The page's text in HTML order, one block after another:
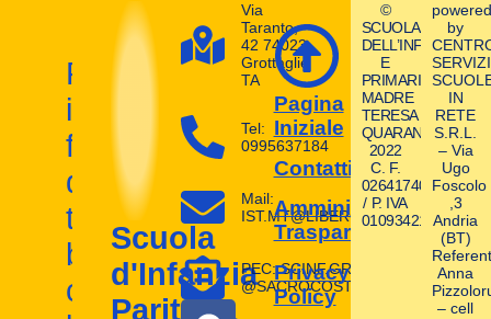
Prepara
il
futuro
dei
tuoi
bambini
con
Scuola
d'Infanzia
Paritaria
Via
Taranto,
42 74023
Grottaglie
TA
Tel:
0995637184
Mail:
IST.MT@LIBERO.IT
PEC: SCINF.GROTTAGLIE
Pagina
Iniziale
Contatti
Amministrazione
Trasparente
Privacy
Policy
©
SCUOLA
DELL’INFANZIA
E
PRIMARIA
MADRE
TERESA
QUARANTA
2022
C. F.
02641740580
/ P. IVA
01093421004
powered
by
SERVIZI
IN
RETE
S.R.L.
– Via
Ugo
Foscolo
,3
Andria
(BT)
Anna
– cell